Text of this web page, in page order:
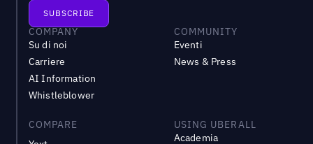
COMPANY
Su di noi
Carriere
AI Information
Whistleblower
COMMUNITY
Eventi
News & Press
COMPARE
USING UBERALL
Academia